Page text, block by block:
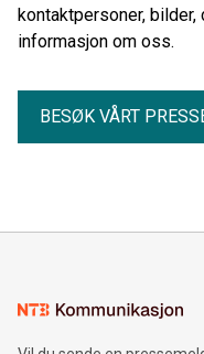
kontaktpersoner, bilder,
informasjon om oss.
BESØK VÅRT